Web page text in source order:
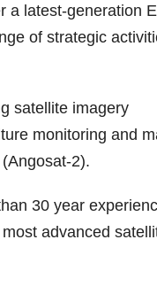
a latest-generation
of strategic
satellite imagery
monitoring and
2).
30 year
advanced